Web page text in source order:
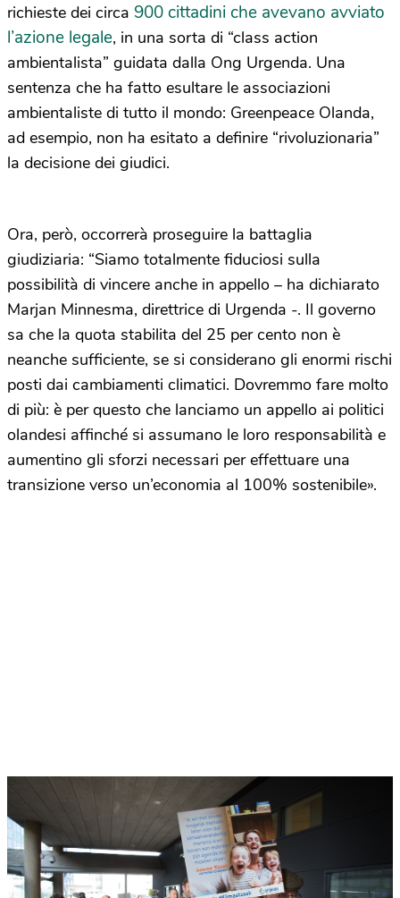
richieste dei circa 900 cittadini che avevano avviato
l’azione legale, in una sorta di “class action
ambientalista” guidata dalla Ong Urgenda. Una
sentenza che ha fatto esultare le associazioni
ambientaliste di tutto il mondo: Greenpeace Olanda,
ad esempio, non ha esitato a definire “rivoluzionaria”
la decisione dei giudici.
Ora, però, occorrerà proseguire la battaglia
giudiziaria: “Siamo totalmente fiduciosi sulla
possibilità di vincere anche in appello – ha dichiarato
Marjan Minnesma, direttrice di Urgenda -. Il governo
sa che la quota stabilita del 25 per cento non è
neanche sufficiente, se si considerano gli enormi rischi
posti dai cambiamenti climatici. Dovremmo fare molto
di più: è per questo che lanciamo un appello ai politici
olandesi affinché si assumano le loro responsabilità e
aumentino gli sforzi necessari per effettuare una
transizione verso un’economia al 100% sostenibile».